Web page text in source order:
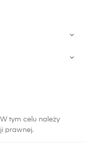


tym celu należy
prawnej.